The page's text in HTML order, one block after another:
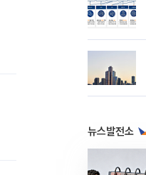
뉴스발전소